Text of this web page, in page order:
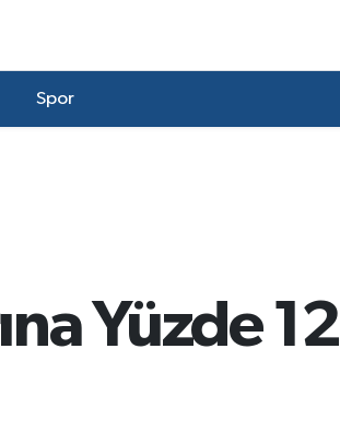
Spor
Yüzde 12